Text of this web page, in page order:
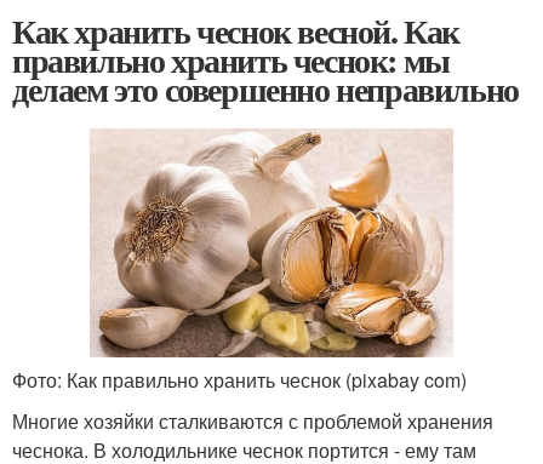
Как хранить чеснок весной. Как
правильно хранить чеснок: мы
делаем это совершенно неправильно
Фото: Как правильно хранить чеснок (pixabay com)
Многие хозяйки сталкиваются с проблемой хранения
чеснока. В холодильнике чеснок портится - ему там